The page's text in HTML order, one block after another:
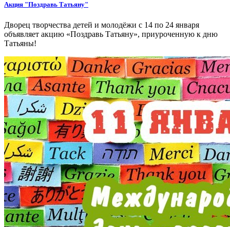
Акция "Поздравь Татьяну"
Дворец творчества детей и молодёжи с 14 по 24 января
объявляет акцию «Поздравь Татьяну», приуроченную к дню
Татьяны!